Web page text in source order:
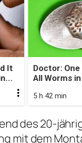
It
Doctor:
All Worms
5 h 42 min
des 20-
mit dem